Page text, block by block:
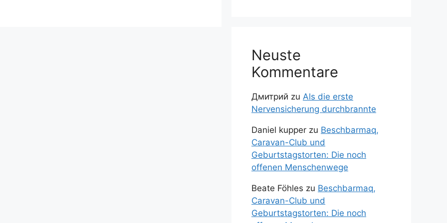
Neuste
Kommentare
Дмитрий zu Als die erste
Nervensicherung durchbrannte
Daniel kupper zu Beschbarmaq,
Caravan-Club und
Geburtstagstorten: Die noch
offenen Menschenwege
Beate Föhles zu Beschbarmaq,
Caravan-Club und
Geburtstagstorten: Die noch